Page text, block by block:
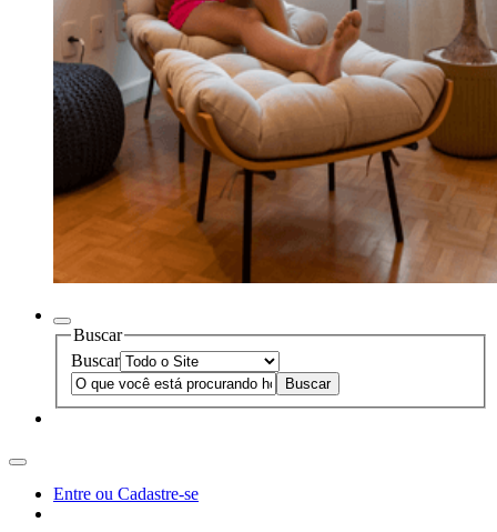
Buscar
Buscar
Entre ou Cadastre-se